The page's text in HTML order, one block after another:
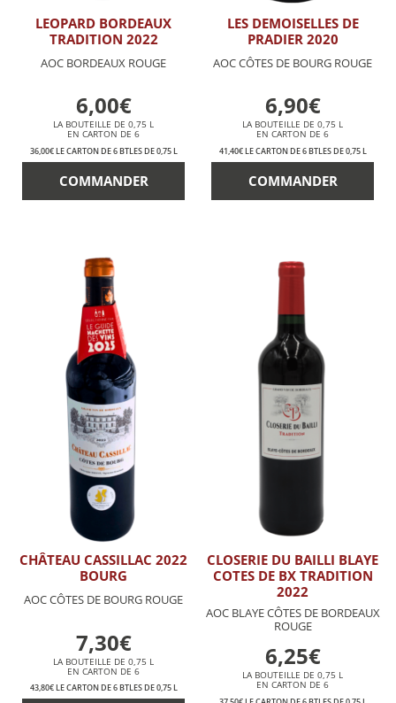
LEOPARD BORDEAUX
TRADITION 2022
AOC BORDEAUX ROUGE
6,00€
LA BOUTEILLE DE 0,75 L
EN CARTON DE 6
36,00€ LE CARTON DE 6 BTLES DE 0,75 L
COMMANDER
LES DEMOISELLES DE
PRADIER 2020
AOC CÔTES DE BOURG ROUGE
6,90€
LA BOUTEILLE DE 0,75 L
EN CARTON DE 6
41,40€ LE CARTON DE 6 BTLES DE 0,75 L
COMMANDER
CHÂTEAU CASSILLAC 2022
BOURG
AOC CÔTES DE BOURG ROUGE
7,30€
LA BOUTEILLE DE 0,75 L
EN CARTON DE 6
43,80€ LE CARTON DE 6 BTLES DE 0,75 L
CLOSERIE DU BAILLI BLAYE
COTES DE BX TRADITION
2022
AOC BLAYE CÔTES DE BORDEAUX
ROUGE
6,25€
LA BOUTEILLE DE 0,75 L
EN CARTON DE 6